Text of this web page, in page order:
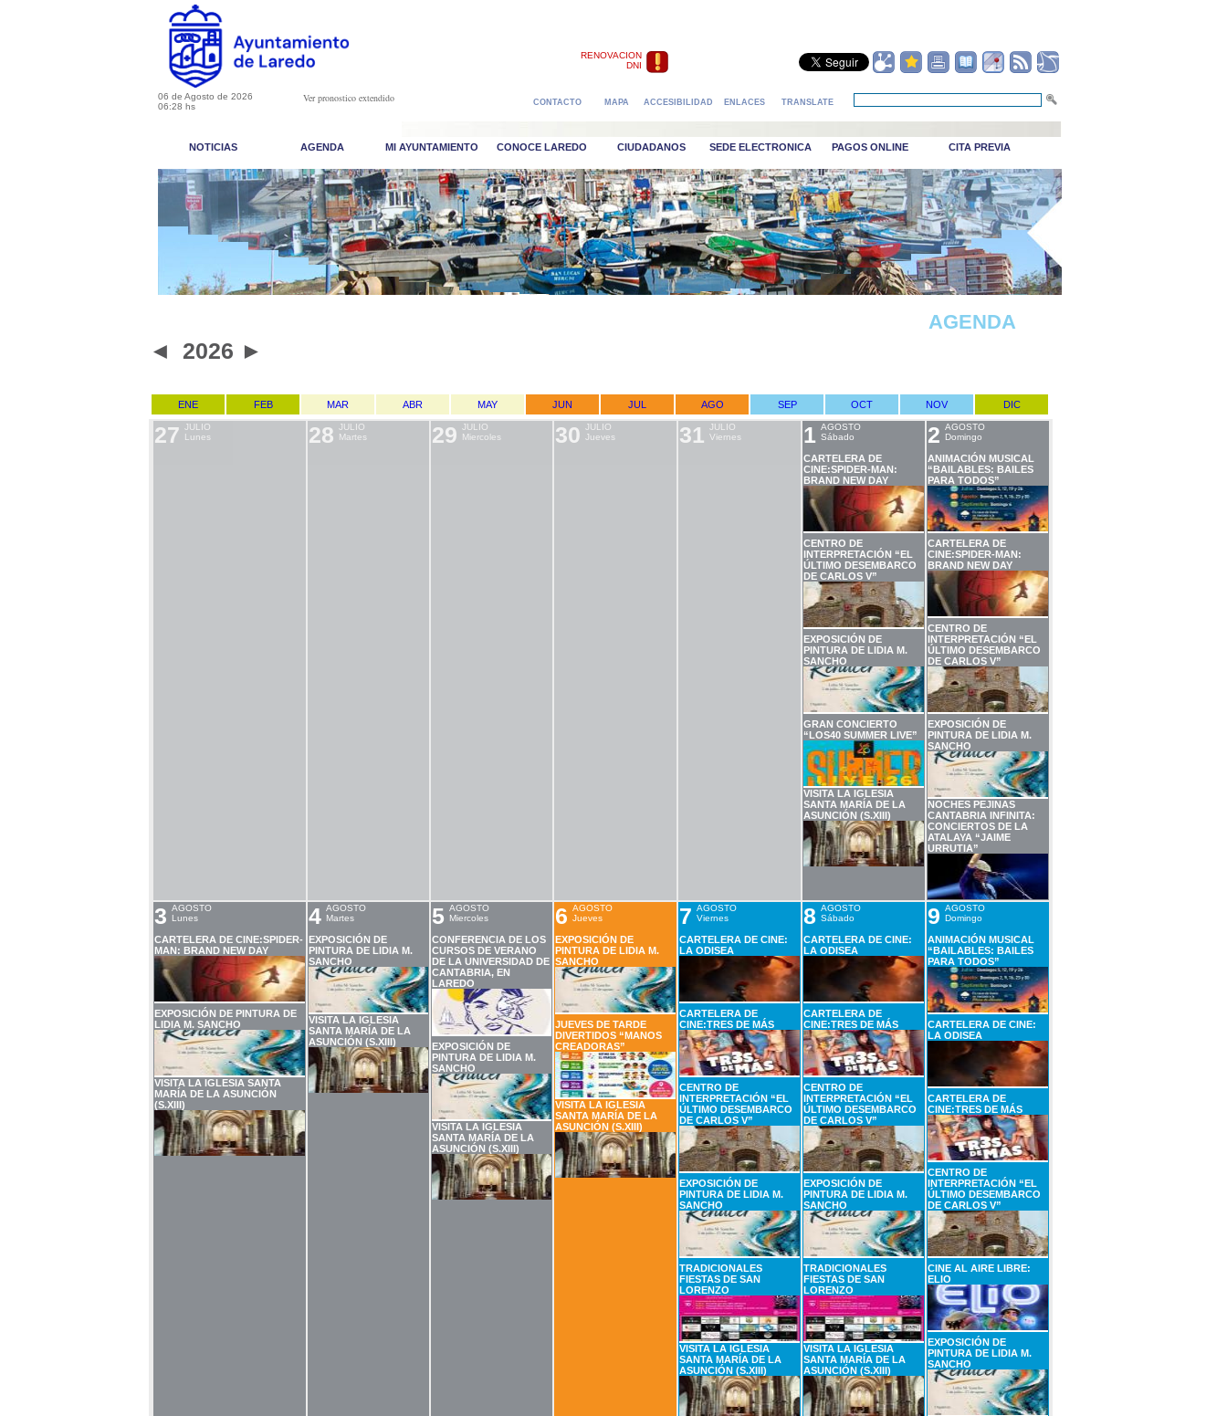
RENOVACION
DNI
06 de Agosto de 2026
06:28 hs
Ver pronostico extendido CONTACTO MAPA ACCESIBILIDAD ENLACES TRANSLATE
NOTICIAS AGENDA MI AYUNTAMIENTO CONOCE LAREDO CIUDADANOS SEDE ELECTRONICA PAGOS ONLINE CITA PREVIA
_Puerto viejo
AGENDA
◄ 2026 ►
ENE FEB MAR ABR MAY JUN JUL AGO SEP OCT NOV DIC
27 JULIO
Lunes
28 JULIO
Martes
29 JULIO
Miercoles
30 JULIO
Jueves
31 JULIO
Viernes
1 AGOSTO
Sábado
CARTELERA DE
CINE:SPIDER-MAN:
BRAND NEW DAY
CENTRO DE
INTERPRETACIÓN “EL
ÚLTIMO DESEMBARCO
DE CARLOS V”
EXPOSICIÓN DE
PINTURA DE LIDIA M.
SANCHO
GRAN CONCIERTO
“LOS40 SUMMER LIVE”
VISITA LA IGLESIA
SANTA MARÍA DE LA
ASUNCIÓN (S.XIII)
2 AGOSTO
Domingo
ANIMACIÓN MUSICAL
“BAILABLES: BAILES
PARA TODOS”
CARTELERA DE
CINE:SPIDER-MAN:
BRAND NEW DAY
CENTRO DE
INTERPRETACIÓN “EL
ÚLTIMO DESEMBARCO
DE CARLOS V”
EXPOSICIÓN DE
PINTURA DE LIDIA M.
SANCHO
NOCHES PEJINAS
CANTABRIA INFINITA:
CONCIERTOS DE LA
ATALAYA “JAIME
URRUTIA”
3 AGOSTO
Lunes
CARTELERA DE CINE:SPIDER-
MAN: BRAND NEW DAY
EXPOSICIÓN DE PINTURA DE
LIDIA M. SANCHO
VISITA LA IGLESIA SANTA
MARÍA DE LA ASUNCIÓN
(S.XIII)
4 AGOSTO
Martes
EXPOSICIÓN DE
PINTURA DE LIDIA M.
SANCHO
VISITA LA IGLESIA
SANTA MARÍA DE LA
ASUNCIÓN (S.XIII)
5 AGOSTO
Miercoles
CONFERENCIA DE LOS
CURSOS DE VERANO
DE LA UNIVERSIDAD DE
CANTABRIA, EN
LAREDO
EXPOSICIÓN DE
PINTURA DE LIDIA M.
SANCHO
VISITA LA IGLESIA
SANTA MARÍA DE LA
ASUNCIÓN (S.XIII)
6 AGOSTO
Jueves
EXPOSICIÓN DE
PINTURA DE LIDIA M.
SANCHO
JUEVES DE TARDE
DIVERTIDOS “MANOS
CREADORAS”
VISITA LA IGLESIA
SANTA MARÍA DE LA
ASUNCIÓN (S.XIII)
7 AGOSTO
Viernes
CARTELERA DE CINE:
LA ODISEA
CARTELERA DE
CINE:TRES DE MÁS
CENTRO DE
INTERPRETACIÓN “EL
ÚLTIMO DESEMBARCO
DE CARLOS V”
EXPOSICIÓN DE
PINTURA DE LIDIA M.
SANCHO
TRADICIONALES
FIESTAS DE SAN
LORENZO
VISITA LA IGLESIA
SANTA MARÍA DE LA
ASUNCIÓN (S.XIII)
8 AGOSTO
Sábado
CARTELERA DE CINE:
LA ODISEA
CARTELERA DE
CINE:TRES DE MÁS
CENTRO DE
INTERPRETACIÓN “EL
ÚLTIMO DESEMBARCO
DE CARLOS V”
EXPOSICIÓN DE
PINTURA DE LIDIA M.
SANCHO
TRADICIONALES
FIESTAS DE SAN
LORENZO
VISITA LA IGLESIA
SANTA MARÍA DE LA
ASUNCIÓN (S.XIII)
9 AGOSTO
Domingo
ANIMACIÓN MUSICAL
“BAILABLES: BAILES
PARA TODOS”
CARTELERA DE CINE:
LA ODISEA
CARTELERA DE
CINE:TRES DE MÁS
CENTRO DE
INTERPRETACIÓN “EL
ÚLTIMO DESEMBARCO
DE CARLOS V”
CINE AL AIRE LIBRE:
ELIO
EXPOSICIÓN DE
PINTURA DE LIDIA M.
SANCHO